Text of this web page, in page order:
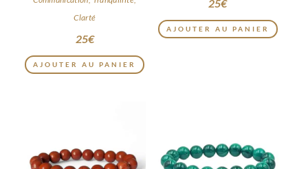
Clarté
25€
AJOUTER AU PANIER
25€
AJOUTER AU PANIER